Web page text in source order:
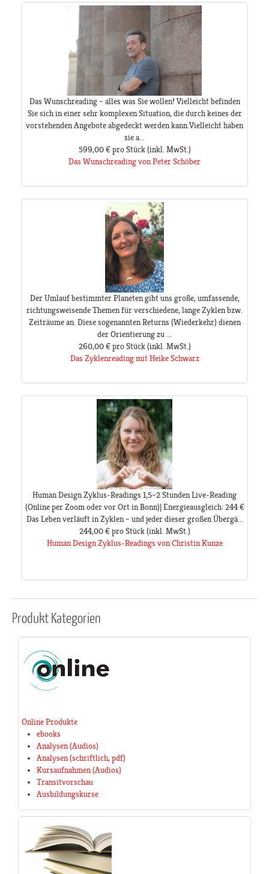
Das Wunschreading – alles was Sie wollen! Vielleicht befinden
Sie sich in einer sehr komplexen Situation, die durch keines der
vorstehenden Angebote abgedeckt werden kann.Vielleicht haben
sie a...
599,00 € pro Stück(inkl. MwSt.)
Das Wunschreading von Peter Schöber
Der Umlauf bestimmter Planeten gibt uns große, umfassende,
richtungsweisende Themen für verschiedene, lange Zyklen bzw.
Zeiträume an. Diese sogenannten Returns (Wiederkehr) dienen
der Orientierung zu ...
260,00 € pro Stück(inkl. MwSt.)
Das Zyklenreading mit Heike Schwarz
Human Design Zyklus-Readings 1,5–2 Stunden Live-Reading
(Online per Zoom oder vor Ort in Bonn)| Energieausgleich: 244 €
Das Leben verläuft in Zyklen – und jeder dieser großen Übergä...
244,00 € pro Stück(inkl. MwSt.)
Human Design Zyklus-Readings von Christin Kunze
ProduktKategorien
Online Produkte
ebooks
Analysen (Audios)
Analysen (schriftlich, pdf)
Kursaufnahmen (Audios)
Transitvorschau
Ausbildungskurse